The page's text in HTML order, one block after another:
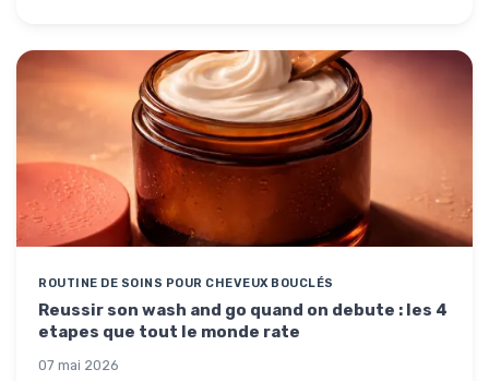
ROUTINE DE SOINS POUR CHEVEUX BOUCLÉS
Reussir son wash and go quand on debute : les 4
etapes que tout le monde rate
07 mai 2026